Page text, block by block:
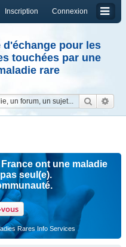
Connexion
Inscription
d'échange pour les
touchées par une
rare
ont une maladie
seul(e).
Rares Info Services